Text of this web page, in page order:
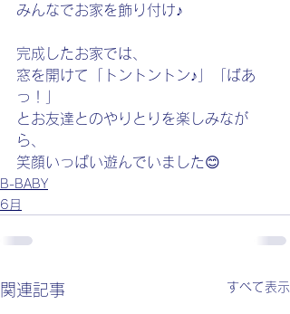
みんなでお家を飾り付け♪
完成したお家では、
窓を開けて「トントントン♪」「ばあ
っ！」
とお友達とのやりとりを楽しみなが
ら、
笑顔いっぱい遊んでいました😊
B-BABY
6月
関連記事 すべて表示